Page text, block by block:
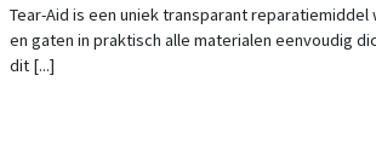
Tear-Aid is een uniek transparant reparatiemiddel
en gaten in praktisch alle materialen eenvoudig
dit [...]